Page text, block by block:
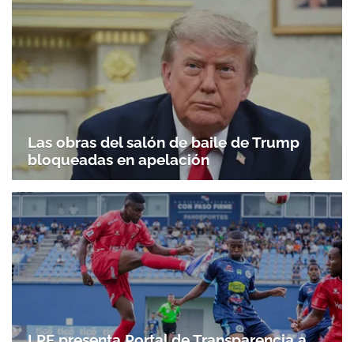
Las obras del salón de baile de Trump
bloqueadas en apelación